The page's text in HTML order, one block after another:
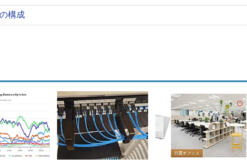
に失敗しました。
ァルのパス'の識別中にエラーが発生しました。 ORA-27041: ファイ
ープンされるファイルです。制御ファイルが損失して
可能ですが、MOUNT時にエラーとなります。
構成